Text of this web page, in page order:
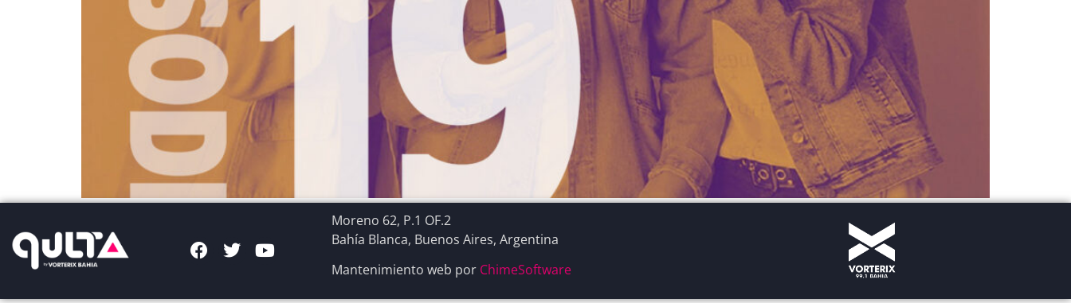
Moreno 62, P.1 OF.2
Bahía Blanca, Buenos Aires, Argentina
Mantenimiento web por ChimeSoftware